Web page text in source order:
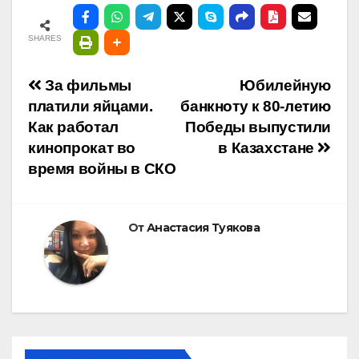
SHARES
Навигация
по
записям
Юбилейную
банкноту к 80-летию
Победы выпустили
в Казахстане
За фильмы
платили яйцами.
Как работал
кинопрокат во
время войны в СКО
ОтАнастасия Туякова